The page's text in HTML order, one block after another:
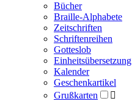
Bücher
Braille-Alphabete
Zeitschriften
Schriftenreihen
Gotteslob
Einheitsübersetzung
Kalender
Geschenkartikel
Grußkarten
